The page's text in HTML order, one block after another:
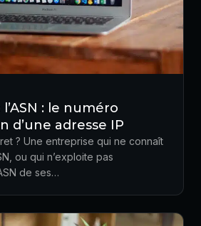
: le numéro
d’une adresse IP
? Une entreprise qui ne connaît
ou qui n’exploite pas
de ses…